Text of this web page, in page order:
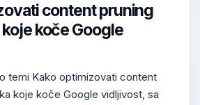
content pruning
koče Google
temi Kako optimizovati content
koje koče Google vidljivost, sa